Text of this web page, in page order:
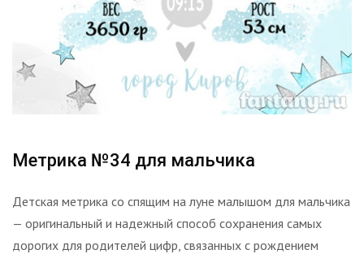
Метрика №34 для мальчика
Детская метрика со спящим на луне малышом для мальчика
— оригинальный и надежный способ сохранения самых
дорогих для родителей цифр, связанных с рождением